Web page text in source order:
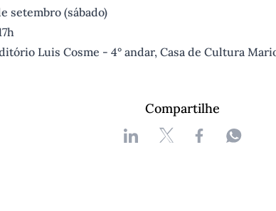
setembro (sábado)
Luis Cosme - 4° andar, Casa de Cultura
Compartilhe